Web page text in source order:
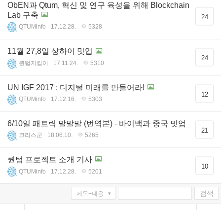
ObEN과 Qtum, 혁신 및 연구 육성을 위해 Blockchain
Lab 구축
QTUMinfo 17.12.28. 5328
24
11월 27,8일 샹하이 밋업
퀀텀지킴이 17.11.24. 5310
24
UN IGF 2017 : 디지털 미래를 만들어라!
QTUMinfo 17.12.16. 5303
12
6/10일 패트릭 말말말 (번역본) - 바이백과 중국 밋업
크리스군 18.06.10. 5265
21
퀀텀 프로젝트 소개 기사
QTUMinfo 17.12.28. 5201
10
검색